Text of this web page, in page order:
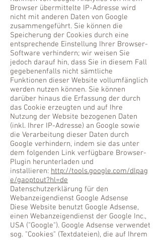
Browser übermittelte IP-Adresse wird
nicht mit anderen Daten von Google
zusammengeführt. Sie können die
Speicherung der Cookies durch eine
entsprechende Einstellung Ihrer Browser-
Software verhindern; wir weisen Sie
jedoch darauf hin, dass Sie in diesem Fall
gegebenenfalls nicht sämtliche
Funktionen dieser Website vollumfänglich
werden nutzen können. Sie können
darüber hinaus die Erfassung der durch
das Cookie erzeugten und auf Ihre
Nutzung der Website bezogenen Daten
(inkl. Ihrer IP-Adresse) an Google sowie
die Verarbeitung dieser Daten durch
Google verhindern, indem sie das unter
dem folgenden Link verfügbare Browser-
Plugin herunterladen und
installieren: http://tools.google.com/dlpag
e/gaoptout?hl=de
Datenschutzerklärung für den
Webanzeigendienst Google Adsense
Diese Website benutzt Google Adsense,
einen Webanzeigendienst der Google Inc.,
USA ("Google"). Google Adsense verwendet
sog. "Cookies" (Textdateien), die auf Ihrem